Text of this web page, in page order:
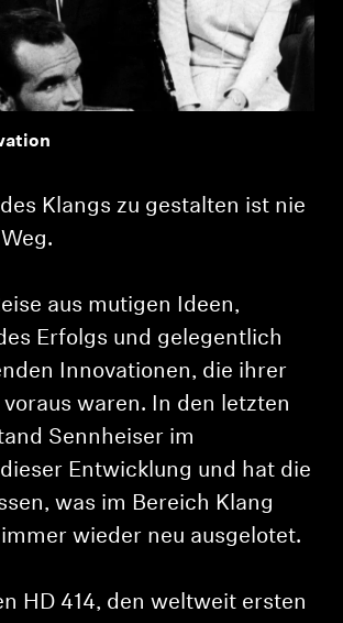
Klangs zu gestalten ist nie
aus mutigen Ideen,
Erfolgs und gelegentlich
Innovationen, die ihrer
waren. In den letzten
Sennheiser im
Entwicklung und hat die
was im Bereich Klang
wieder neu ausgelotet.
HD 414, den weltweit ersten